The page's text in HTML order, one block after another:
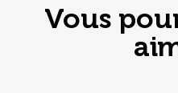
Vous